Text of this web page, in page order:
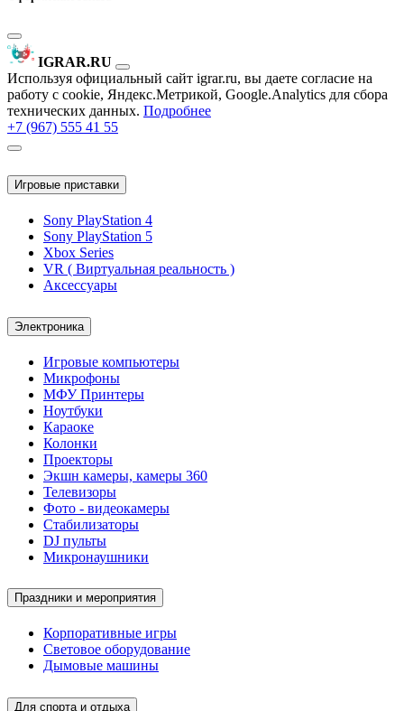
IGRAR.RU
Используя официальный сайт igrar.ru, вы даете согласие на
работу с cookie, Яндекс.Метрикой, Google.Analytics для сбора
технических данных. Подробнее
+7 (967) 555 41 55
Игровые приставки
Sony PlayStation 4
Sony PlayStation 5
Xbox Series
VR ( Виртуальная реальность )
Аксессуары
Электроника
Игровые компьютеры
Микрофоны
МФУ Принтеры
Ноутбуки
Караоке
Колонки
Проекторы
Экшн камеры, камеры 360
Телевизоры
Фото - видеокамеры
Стабилизаторы
DJ пульты
Микронаушники
Праздники и мероприятия
Корпоративные игры
Световое оборудование
Дымовые машины
Для спорта и отдыха